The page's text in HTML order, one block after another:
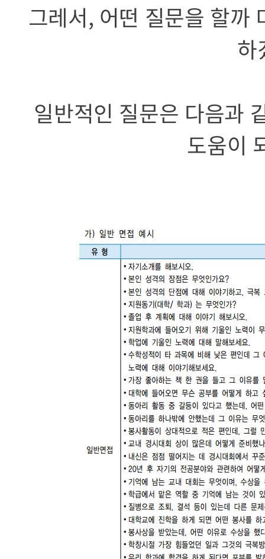
그레서, 어떤 질문을 할까
하
일반적인 질문은 다음과
도움이